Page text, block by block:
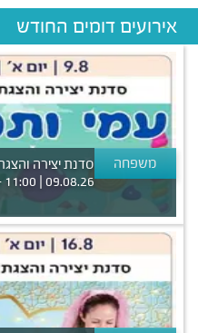
אירועים דומים החודש
משפחה
סדנת יצירה
09.08.26 | 11:00 - 12:00